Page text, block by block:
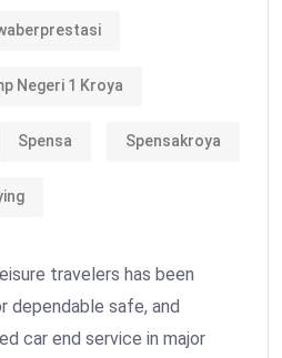
Negeri 1 Kroya
Spensa Spensakroya
travelers has been
dependable safe, and
car end service in major